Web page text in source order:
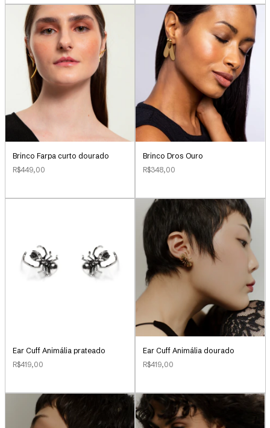
Brinco Farpa curto dourado
R$449,00
Brinco Dros Ouro
R$348,00
Ear Cuff Animália prateado
R$419,00
Ear Cuff Animália dourado
R$419,00